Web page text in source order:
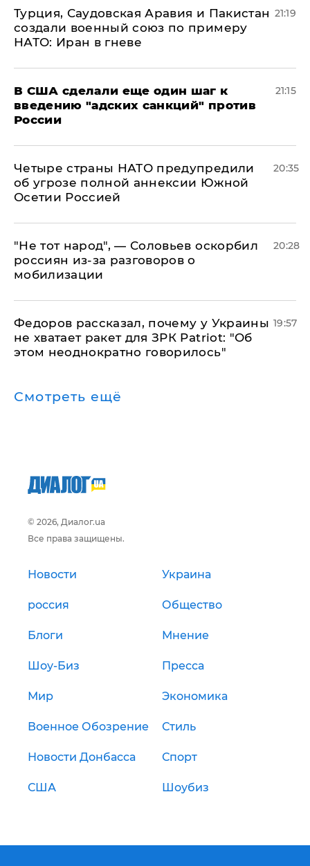
Турция, Саудовская Аравия и Пакистан
создали военный союз по примеру
НАТО: Иран в гневе
21:19
В США сделали еще один шаг к
введению "адских санкций" против
России
21:15
Четыре страны НАТО предупредили
об угрозе полной аннексии Южной
Осетии Россией
20:35
​"Не тот народ", — Соловьев оскорбил
россиян из-за разговоров о
мобилизации
20:28
Федоров рассказал, почему у Украины
не хватает ракет для ЗРК Patriot: "Об
этом неоднократно говорилось"
19:57
Смотреть ещё
© 2026, Диалог.ua
Все права защищены.
Новости Украина
россия Общество
Блоги Мнение
Шоу-Биз Пресса
Мир Экономика
Военное Обозрение Стиль
Новости Донбасса Спорт
США Шоубиз